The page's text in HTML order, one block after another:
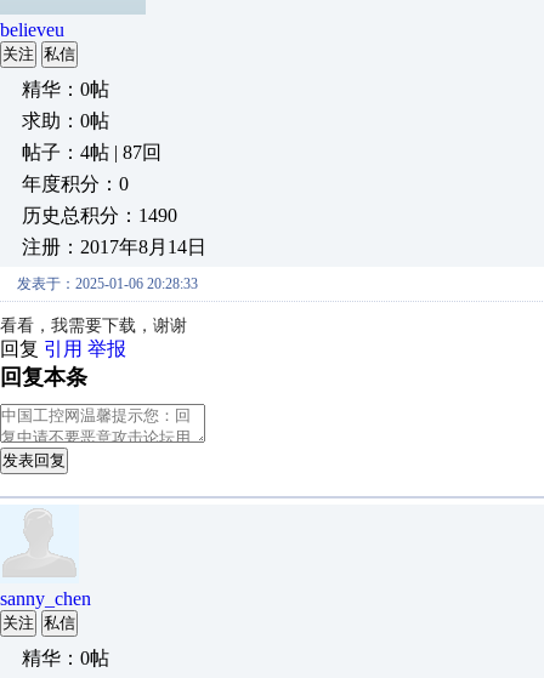
believeu
关注 私信
精华：0帖
求助：0帖
帖子：4帖 | 87回
年度积分：0
历史总积分：1490
注册：2017年8月14日
发表于：2025-01-06 20:28:33
看看，我需要下载，谢谢
回复 引用 举报
回复本条
发表回复
sanny_chen
关注 私信
精华：0帖